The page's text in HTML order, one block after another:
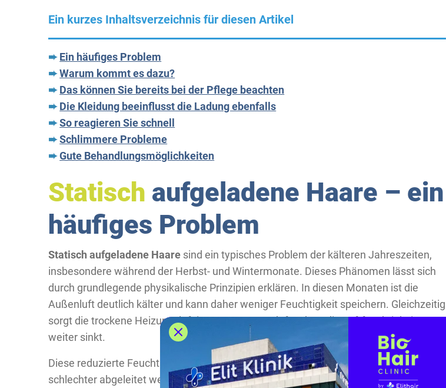
Ein kurzes Inhaltsverzeichnis für diesen Artikel
➨Ein häufiges Problem
➨Warum kommt es dazu?
➨Das können Sie bereits bei der Pflege beachten
➨Die Kleidung beeinflusst die Ladung ebenfalls
➨So reagieren Sie schnell
➨Schlimmere Probleme
➨Gute Behandlungsmöglichkeiten
Statisch aufgeladene Haare – ein
häufiges Problem
Statisch aufgeladene Haare sind ein typisches Problem der kälteren Jahreszeiten,
insbesondere während der Herbst- und Wintermonate. Dieses Phänomen lässt sich
durch grundlegende physikalische Prinzipien erklären. In diesen Monaten ist die
Außenluft deutlich kälter und kann daher weniger Feuchtigkeit speichern. Gleichzeitig
sorgt die trockene Heizungsluft in Innenräumen dafür, dass die Luftfeuchtigkeit
weiter sinkt.
Diese reduzierte Feuchtigkeit hat zur Folge, dasselektrische Ladungenin der Luft
schlechter abgeleitet werden und sich stattdessen in den Haaren ansammeln.